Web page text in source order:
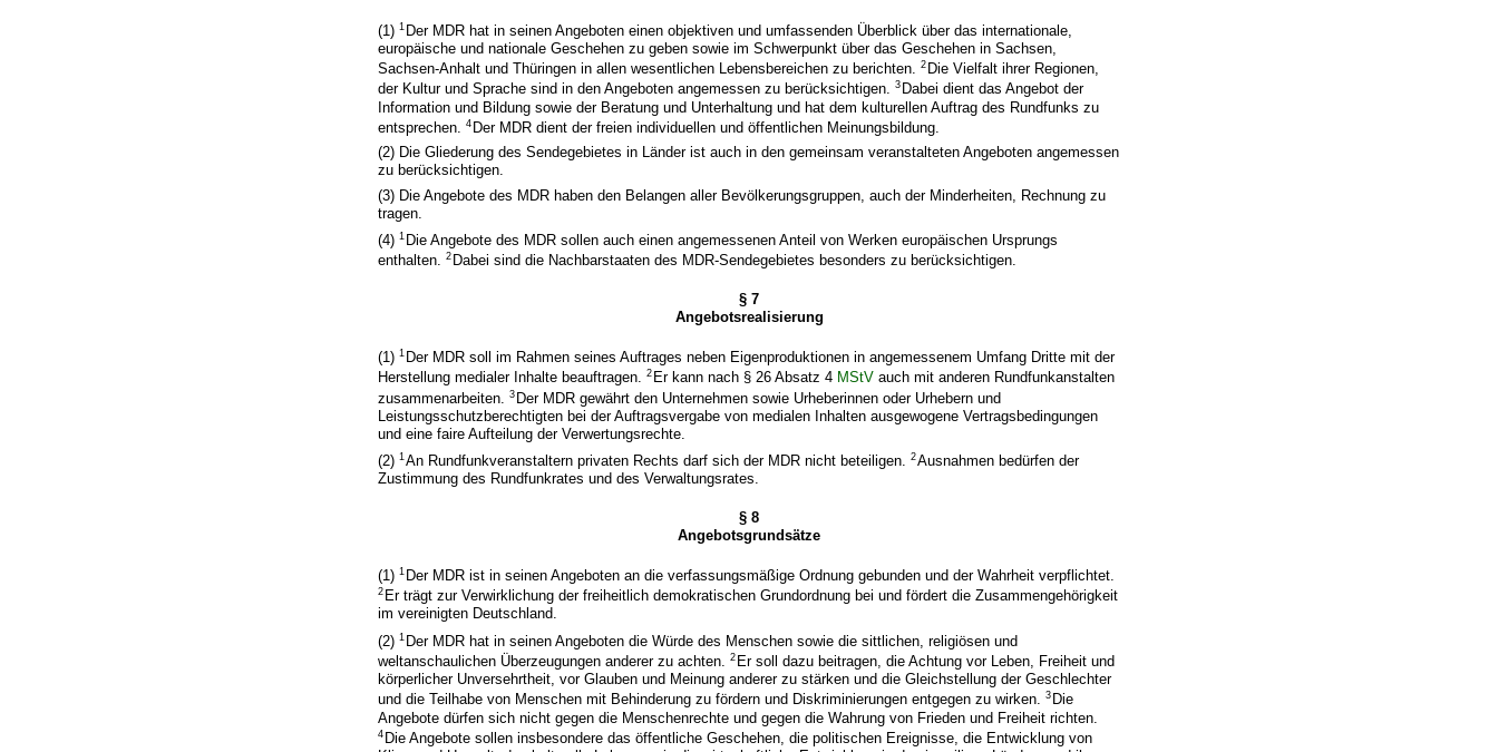
(1)1 Der MDR hat in seinen Angeboten einen objektiven und umfassenden Überblick über das internationale,
europäische und nationale Geschehen zu geben sowie im Schwerpunkt über das Geschehen in Sachsen,
Sachsen-Anhalt und Thüringen in allen wesentlichen Lebensbereichen zu berichten.2 Die Vielfalt ihrer Regionen,
der Kultur und Sprache sind in den Angeboten angemessen zu berücksichtigen.3 Dabei dient das Angebot der
Information und Bildung sowie der Beratung und Unterhaltung und hat dem kulturellen Auftrag des Rundfunks zu
entsprechen.4 Der MDR dient der freien individuellen und öffentlichen Meinungsbildung.
(2) Die Gliederung des Sendegebietes in Länder ist auch in den gemeinsam veranstalteten Angeboten angemessen
zu berücksichtigen.
(3) Die Angebote des MDR haben den Belangen aller Bevölkerungsgruppen, auch der Minderheiten, Rechnung zu
tragen.
(4)1 Die Angebote des MDR sollen auch einen angemessenen Anteil von Werken europäischen Ursprungs
enthalten.2 Dabei sind die Nachbarstaaten des MDR-Sendegebietes besonders zu berücksichtigen.
§ 7
Angebotsrealisierung
(1)1 Der MDR soll im Rahmen seines Auftrages neben Eigenproduktionen in angemessenem Umfang Dritte mit der
Herstellung medialer Inhalte beauftragen.2 Er kann nach § 26 Absatz 4 MStV auch mit anderen Rundfunkanstalten
zusammenarbeiten.3 Der MDR gewährt den Unternehmen sowie Urheberinnen oder Urhebern und
Leistungsschutzberechtigten bei der Auftragsvergabe von medialen Inhalten ausgewogene Vertragsbedingungen
und eine faire Aufteilung der Verwertungsrechte.
(2)1An Rundfunkveranstaltern privaten Rechts darf sich der MDR nicht beteiligen.2Ausnahmen bedürfen der
Zustimmung des Rundfunkrates und des Verwaltungsrates.
§ 8
Angebotsgrundsätze
(1)1 Der MDR ist in seinen Angeboten an die verfassungsmäßige Ordnung gebunden und der Wahrheit verpflichtet.
2 Er trägt zur Verwirklichung der freiheitlich demokratischen Grundordnung bei und fördert die Zusammengehörigkeit
im vereinigten Deutschland.
(2)1 Der MDR hat in seinen Angeboten die Würde des Menschen sowie die sittlichen, religiösen und
weltanschaulichen Überzeugungen anderer zu achten.2 Er soll dazu beitragen, die Achtung vor Leben, Freiheit und
körperlicher Unversehrtheit, vor Glauben und Meinung anderer zu stärken und die Gleichstellung der Geschlechter
und die Teilhabe von Menschen mit Behinderung zu fördern und Diskriminierungen entgegen zu wirken.3 Die
Angebote dürfen sich nicht gegen die Menschenrechte und gegen die Wahrung von Frieden und Freiheit richten.
4 Die Angebote sollen insbesondere das öffentliche Geschehen, die politischen Ereignisse, die Entwicklung von